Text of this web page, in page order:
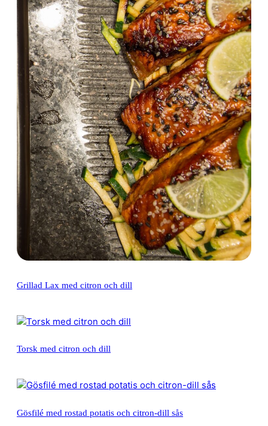
Grillad Lax med citron och dill
Torsk med citron och dill
Gösfilé med rostad potatis och citron-dill sås